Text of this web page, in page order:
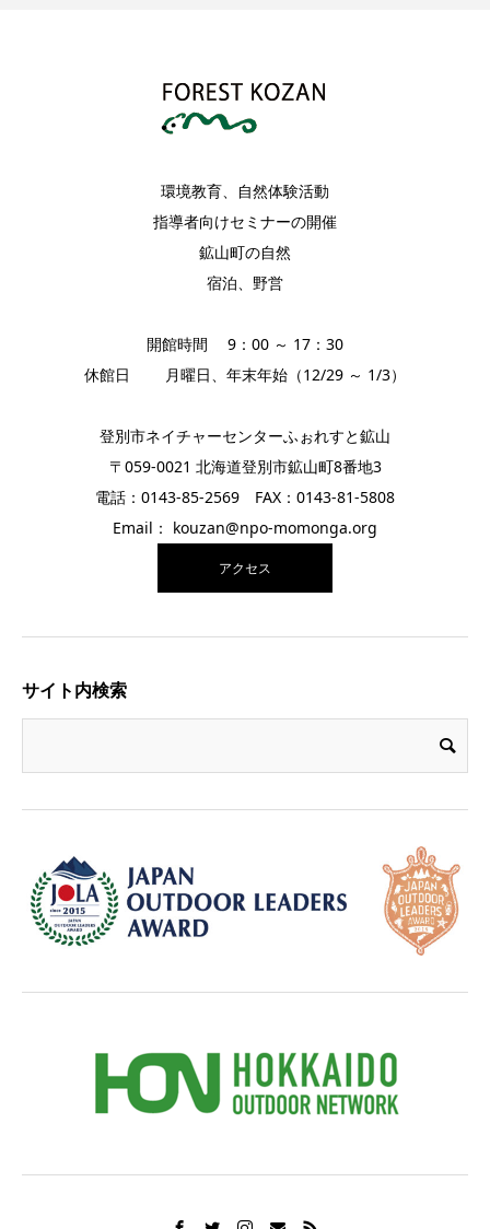
環境教育、自然体験活動
指導者向けセミナーの開催
鉱山町の自然
宿泊、野営
開館時間 9：00 ～ 17：30
休館日 月曜日、年末年始（12/29 ～ 1/3）
登別市ネイチャーセンターふぉれすと鉱山
〒059-0021 北海道登別市鉱山町8番地3
電話：0143-85-2569 FAX：0143-81-5808
Email： kouzan@npo-momonga.org
アクセス
サイト内検索